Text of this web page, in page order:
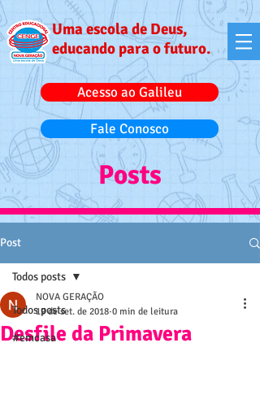
Uma escola de Deus,
educando para o futuro.
Acesso ao Galileu
Fale Conosco
Posts
Post
Todos posts
#emcasa
Todos posts
Desfile da Primavera
NOVA GERAÇÃO
19 de set. de 2018 0 min de leitura